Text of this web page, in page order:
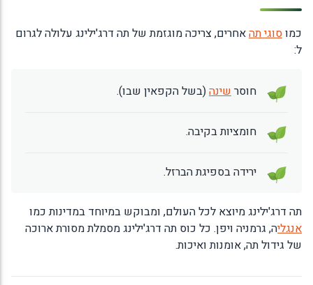
כמוסוגי תהאחרים, צריכה מוגזמת של תה דרג'ילינג עלולה לגרום
ל:
חוסרשינה(בשל הקפאין שבו).
חומציות בקיבה.
ירידה בספיגת הברזל.
תה דרג'ילינג מיוצא לכל העולם, ומבוקש במיוחד במדינות כמו
אנגליה, גרמניה ויפן. כל כוס תה דרג'ילינג מסמלת מסורת ארוכה
של גידול תה, אומנות ואיכות.